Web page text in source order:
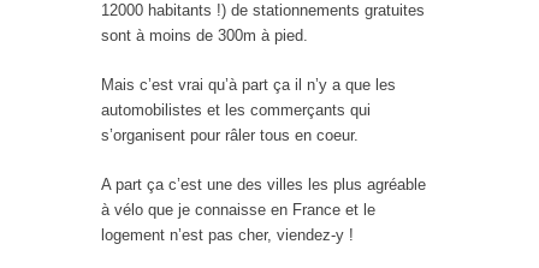
12000 habitants !) de stationnements gratuites
sont à moins de 300m à pied.
Mais c’est vrai qu’à part ça il n’y a que les
automobilistes et les commerçants qui
s’organisent pour râler tous en coeur.
A part ça c’est une des villes les plus agréable
à vélo que je connaisse en France et le
logement n’est pas cher, viendez-y !